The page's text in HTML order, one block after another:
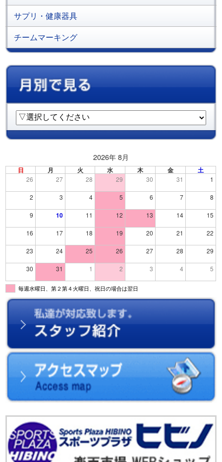
サプリ・健康器具
チームマーキング
2026年 8月
日 月 火 水 木 金 土
26 27 28 29 30 31 1
2 3 4 5 6 7 8
9 10 11 12 13 14 15
16 17 18 19 20 21 22
23 24 25 26 27 28 29
30 31 1 2 3 4 5
毎週水曜日、第２第４火曜日、祝日の場合は翌日